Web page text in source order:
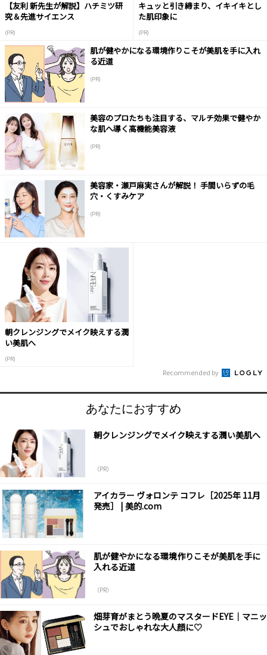
【友利 新先生が解説】ハチミツ研
究＆先進サイエンス
(PR)
キュッと引き締まり、イキイキとし
た肌印象に
(PR)
肌が健やかになる環境作りこそが美肌を手に入れ
る近道
(PR)
美容のプロたちも注目する、マルチ効果で健やか
な肌へ導く高機能美容液
(PR)
美容家・瀬戸麻実さんが解説！ 手間いらずの毛
穴・くすみケア
(PR)
朝クレンジングでメイク映えする潤
い美肌へ
(PR)
Recommended by
あなたにおすすめ
朝クレンジングでメイク映えする潤い美肌へ
（PR）
アイカラー ヴォロンテ コフレ［2025年 11月
発売］ | 美的.com
肌が健やかになる環境作りこそが美肌を手に
入れる近道
（PR）
畑芽育がまとう晩夏のマスタードEYE｜マニッ
シュでおしゃれな大人顔に♡